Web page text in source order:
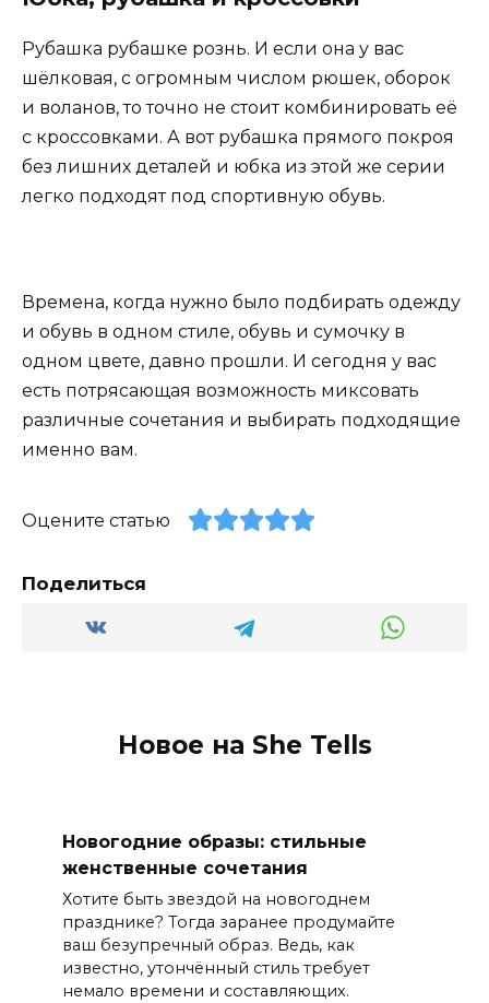
Рубашка рубашке рознь. И если она у вас
шёлковая, с огромным числом рюшек, оборок
и воланов, то точно не стоит комбинировать её
с кроссовками. А вот рубашка прямого покроя
без лишних деталей и юбка из этой же серии
легко подходят под спортивную обувь.
Времена, когда нужно было подбирать одежду
и обувь в одном стиле, обувь и сумочку в
одном цвете, давно прошли. И сегодня у вас
есть потрясающая возможность миксовать
различные сочетания и выбирать подходящие
именно вам.
Оцените статью
Поделиться
Новое на She Tells
Новогодние образы: стильные
женственные сочетания
Хотите быть звездой на новогоднем
празднике? Тогда заранее продумайте
ваш безупречный образ. Ведь, как
известно, утончённый стиль требует
немало времени и составляющих.